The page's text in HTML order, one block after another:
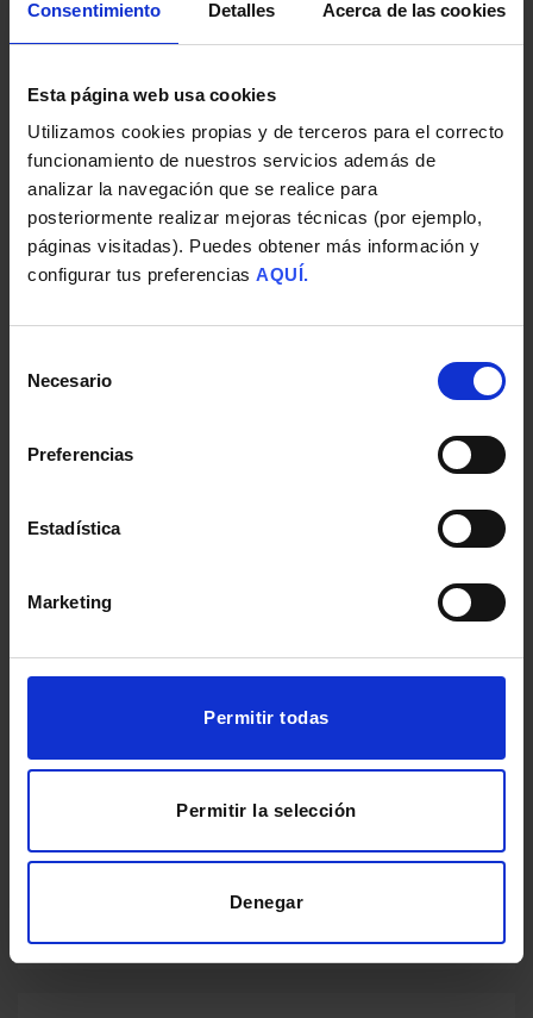
Consentimiento Detalles Acerca de las cookies
Esta página web usa cookies
Utilizamos cookies propias y de terceros para el correcto
funcionamiento de nuestros servicios además de
analizar la navegación que se realice para
posteriormente realizar mejoras técnicas (por ejemplo,
páginas visitadas). Puedes obtener más información y
configurar tus preferencias AQUÍ.
Necesario
Preferencias
Estadística
Marketing
Permitir todas
Permitir la selección
Denegar
MÁSTER | BUSINESS, MARKETING
Digital Business
Conviérte en un profesional digital
adelantarte a la imparable evolución
6 meses
Máximo 18 alumnos
4.490€
Única cuota 12 cuotas